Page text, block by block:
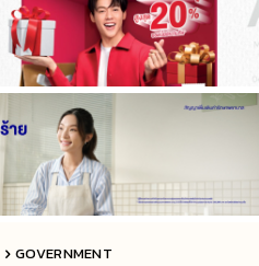
GOVERNMENT